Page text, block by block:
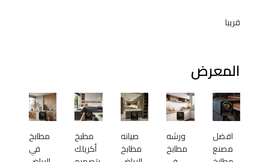
قريبا
المعرض
افضل
مصنع
ورشه
مطابخ
صيانه
مطابخ
مطبخ
أكريلك
مطابخ
في